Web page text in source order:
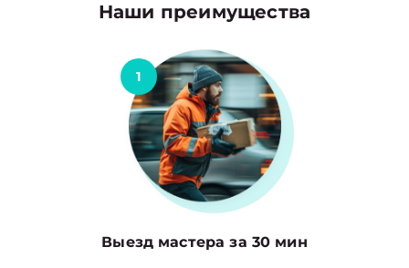
Наши преимущества
1
Выезд мастера за 30 мин